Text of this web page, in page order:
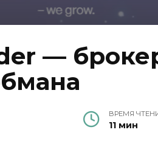
—
ВРЕМЯ
11 мин